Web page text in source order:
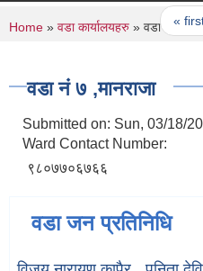
« first
You are here
Home » वडा कार्यालयहरु » वडा नं‌ ७
वडा नं‌ ७ ,मानराजा
Submitted on: Sun, 03/18/
Ward Contact Number:
९८०७७०६७६६
वडा जन प्रतिनिधि